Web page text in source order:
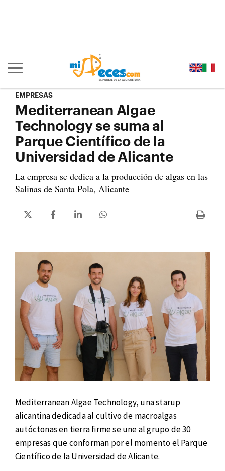
Mostrar/ocultar navegación principal
EMPRESAS
Mediterranean Algae
Technology se suma al
Parque Científico de la
Universidad de Alicante
La empresa se dedica a la producción de algas en las
Salinas de Santa Pola, Alicante
Mediterranean Algae Technology, una starup
alicantina dedicada al cultivo de macroalgas
autóctonas en tierra firme se une al grupo de 30
empresas que conforman por el momento el Parque
Científico de la Universidad de Alicante.